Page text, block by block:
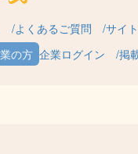
よくあるご質問
サイ
企業ログイン 掲